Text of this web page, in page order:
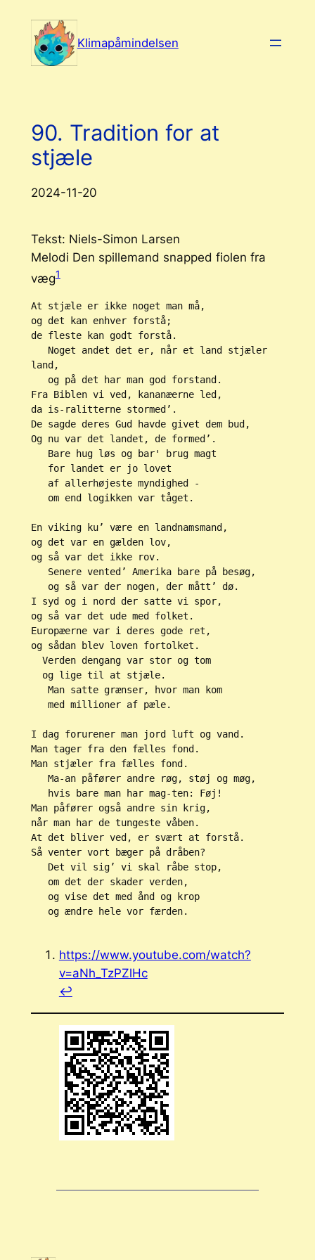
indhold
Klimapåmindelsen
90. Tradition for at
stjæle
2024-11-20
Tekst: Niels-Simon Larsen
Melodi Den spillemand snapped fiolen fra
væg1
At stjæle er ikke noget man må,
og det kan enhver forstå;
de fleste kan godt forstå.
land,
   og på det har man god forstand.
Fra Biblen vi ved, kananæerne led,
da is-ralitterne stormed’.
De sagde deres Gud havde givet dem bud,
Og nu var det landet, de formed’.
   Bare hug løs og bar' brug magt
   for landet er jo lovet
   af allerhøjeste myndighed -
   om end logikken var tåget.
En viking ku’ være en landnamsmand,
og det var en gælden lov,
og så var det ikke rov.
   Senere vented’ Amerika bare på besøg,
   og så var der nogen, der mått’ dø.
I syd og i nord der satte vi spor,
og så var det ude med folket.
Europæerne var i deres gode ret,
og sådan blev loven fortolket.
  Verden dengang var stor og tom
  og lige til at stjæle.
   Man satte grænser, hvor man kom
   med millioner af pæle.
I dag forurener man jord luft og vand.
Man tager fra den fælles fond.
Man stjæler fra fælles fond.
   Ma-an påfører andre røg, støj og møg,
   hvis bare man har mag-ten: Føj!
Man påfører også andre sin krig,
når man har de tungeste våben.
At det bliver ved, er svært at forstå.
Så venter vort bæger på dråben?
   Det vil sig’ vi skal råbe stop,
   om det der skader verden,
   og vise det med ånd og krop
   og ændre hele vor færden.
https://www.youtube.com/watch?
v=aNh_TzPZlHc
↩︎